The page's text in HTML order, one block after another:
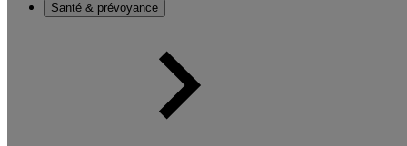
Santé & prévoyance